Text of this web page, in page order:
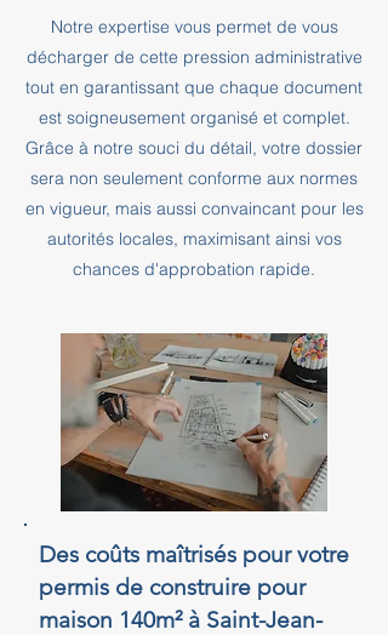
Notre expertise vous permet de vous
décharger de cette pression administrative
tout en garantissant que chaque document
est soigneusement organisé et complet.
Grâce à notre souci du détail, votre dossier
sera non seulement conforme aux normes
en vigueur, mais aussi convaincant pour les
autorités locales, maximisant ainsi vos
chances d'approbation rapide.
Des coûts maîtrisés pour votre
permis de construire pour
maison 140m² à Saint-Jean-